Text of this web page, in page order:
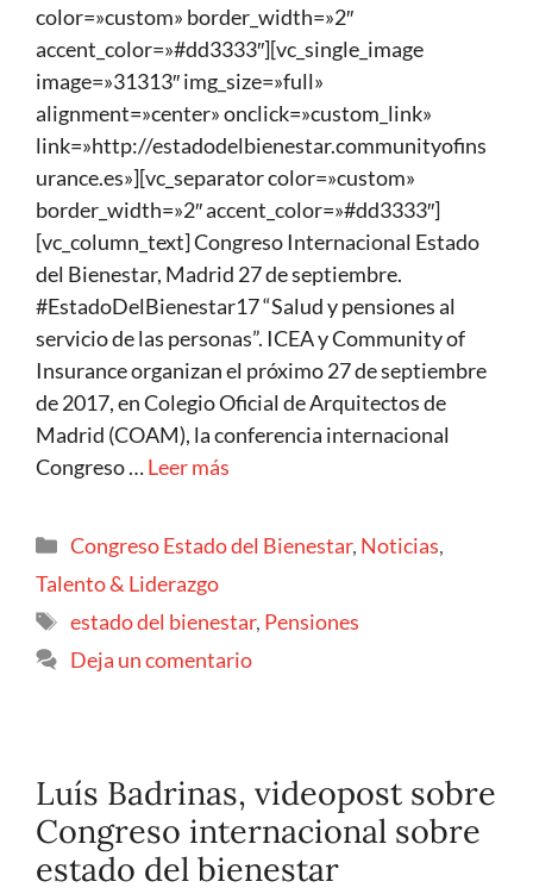
color=»custom» border_width=»2″
accent_color=»#dd3333″][vc_single_image
image=»31313″ img_size=»full»
alignment=»center» onclick=»custom_link»
link=»http://estadodelbienestar.communityofins
urance.es»][vc_separator color=»custom»
border_width=»2″ accent_color=»#dd3333″]
[vc_column_text] Congreso Internacional Estado
del Bienestar, Madrid 27 de septiembre.
#EstadoDelBienestar17 “Salud y pensiones al
servicio de las personas”. ICEA y Community of
Insurance organizan el próximo 27 de septiembre
de 2017, en Colegio Oficial de Arquitectos de
Madrid (COAM), la conferencia internacional
Congreso …Leer más
Congreso Estado del Bienestar, Noticias,
Talento & Liderazgo
estado del bienestar, Pensiones
Deja un comentario
Luís Badrinas, videopost sobre
Congreso internacional sobre
estado del bienestar